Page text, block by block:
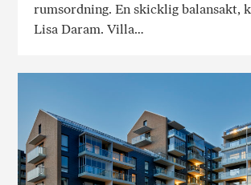
rumsordning. En skicklig balansakt,
Lisa Daram. Villa…